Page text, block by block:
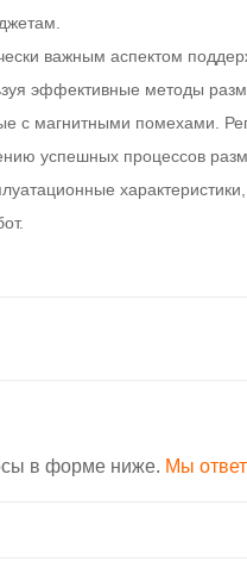
важным аспектом
эффективные методы
с магнитными помехами.
успешных процессов
в форме ниже. Мы